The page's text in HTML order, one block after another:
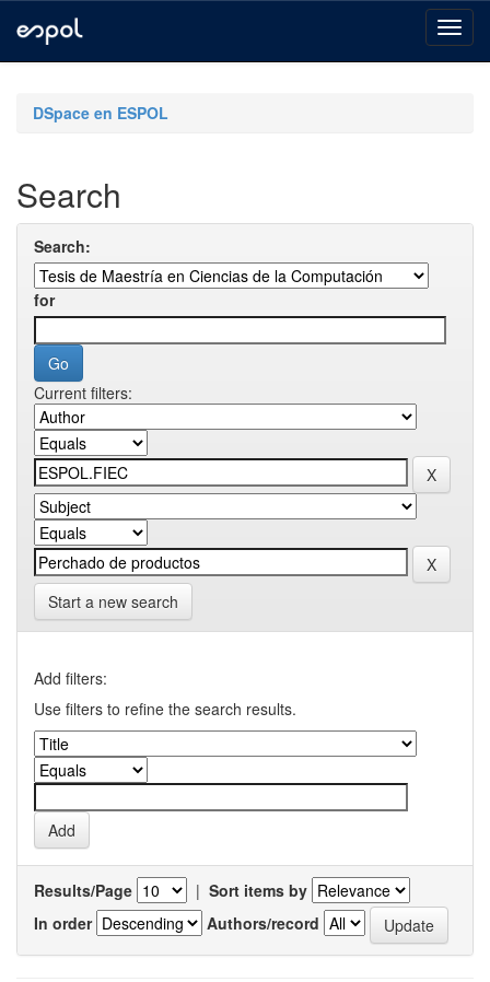
navigationDSpace en ESPOL
Search
Search:
for
Current filters:
Start a new search
Add filters:
Use filters to refine the search results.
Results/Page | Sort items by
In order
Authors/record